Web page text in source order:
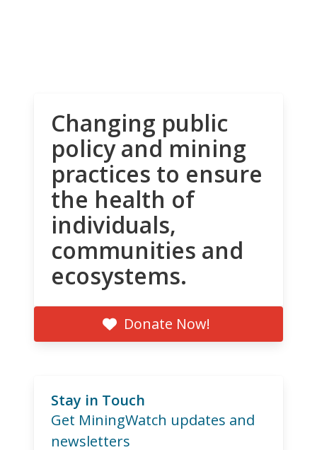
Changing public
policy and mining
practices to ensure
the health of
individuals,
communities and
ecosystems.
Donate Now!
Stay in Touch
Get MiningWatch updates and
newsletters